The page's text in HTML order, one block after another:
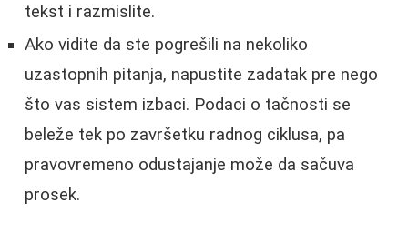
tekst i razmislite.
Ako vidite da ste pogrešili na nekoliko
uzastopnih pitanja, napustite zadatak pre nego
što vas sistem izbaci. Podaci o tačnosti se
beleže tek po završetku radnog ciklusa, pa
pravovremeno odustajanje može da sačuva
prosek.